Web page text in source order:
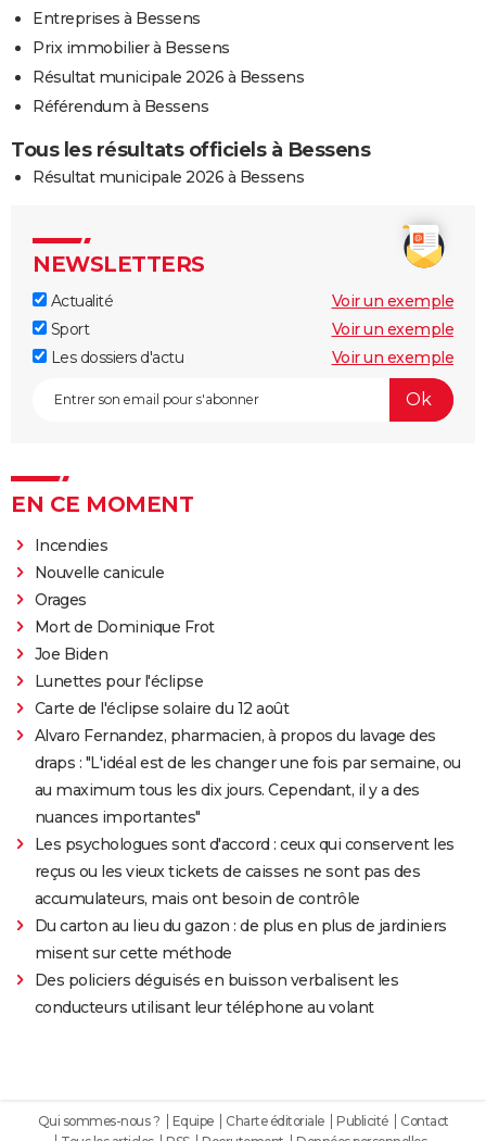
Entreprises à Bessens
Prix immobilier à Bessens
Résultat municipale 2026 à Bessens
Référendum à Bessens
Tous les résultats officiels à Bessens
Résultat municipale 2026 à Bessens
NEWSLETTERS
Actualité
Voir un exemple
Sport
Voir un exemple
Les dossiers d'actu
Voir un exemple
EN CE MOMENT
Incendies
Nouvelle canicule
Orages
Mort de Dominique Frot
Joe Biden
Lunettes pour l'éclipse
Carte de l'éclipse solaire du 12 août
Alvaro Fernandez, pharmacien, à propos du lavage des
draps : "L'idéal est de les changer une fois par semaine, ou
au maximum tous les dix jours. Cependant, il y a des
nuances importantes"
Les psychologues sont d'accord : ceux qui conservent les
reçus ou les vieux tickets de caisses ne sont pas des
accumulateurs, mais ont besoin de contrôle
Du carton au lieu du gazon : de plus en plus de jardiniers
misent sur cette méthode
Des policiers déguisés en buisson verbalisent les
conducteurs utilisant leur téléphone au volant
Qui sommes-nous ? Equipe Charte éditoriale Publicité
Contact